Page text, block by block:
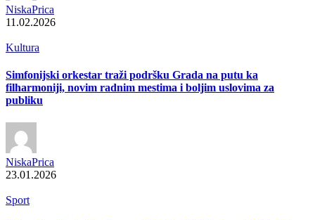
NiskaPrica
11.02.2026
Kultura
Simfonijski orkestar traži podršku Grada na putu ka
filharmoniji, novim radnim mestima i boljim uslovima za
publiku
NiskaPrica
23.01.2026
Sport